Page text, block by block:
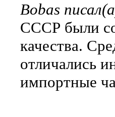
Bobas
СССР были
качества.
отличались
импортные